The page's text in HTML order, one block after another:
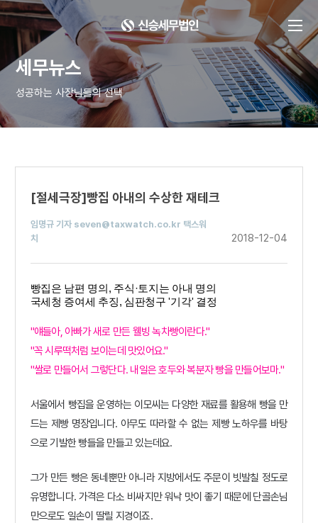
세무뉴스
성공하는 사장님들의 선택
[절세극장]빵집 아내의 수상한 재테크
임명규 기자 seven@taxwatch.co.kr 택스워
치
2018-12-04
빵집은 남편 명의, 주식·토지는 아내 명의
국세청 증여세 추징, 심판청구 '기각' 결정
"얘들아, 아빠가 새로 만든 웰빙 녹차빵이란다."
"꼭 시루떡처럼 보이는데 맛있어요."
"쌀로 만들어서 그렇단다. 내일은 호두와 복분자 빵을 만들어보마."
서울에서 빵집을 운영하는 이모씨는 다양한 재료를 활용해 빵을 만
드는 제빵 명장입니다. 아무도 따라할 수 없는 제빵 노하우를 바탕
으로 기발한 빵들을 만들고 있는데요.
그가 만든 빵은 동네뿐만 아니라 지방에서도 주문이 빗발칠 정도로
유명합니다. 가격은 다소 비싸지만 워낙 맛이 좋기 때문에 단골손님
만으로도 일손이 딸릴 지경이죠.